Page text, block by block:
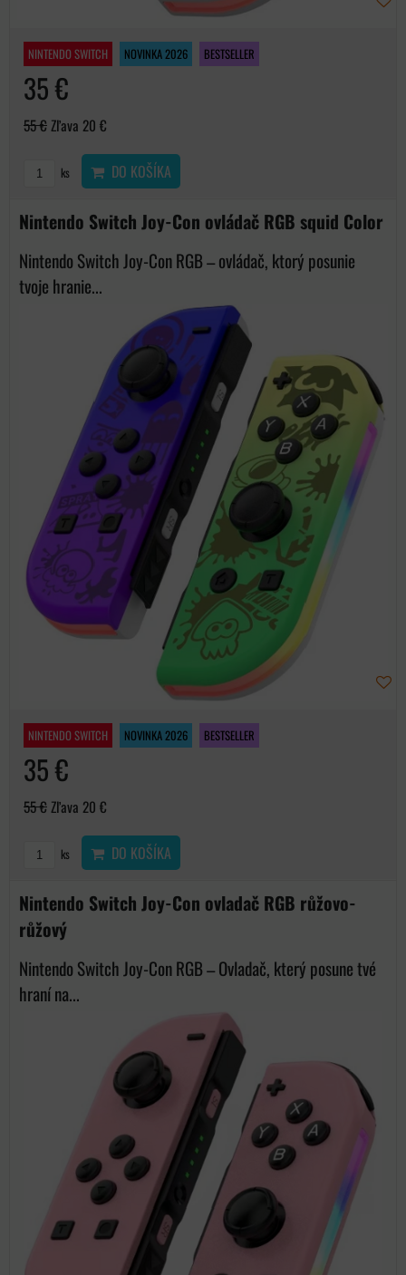
NINTENDO SWITCH NOVINKA 2026 BESTSELLER
35 €
55 € Zľava 20 €
ks DO KOŠÍKA
Nintendo Switch Joy-Con ovládač RGB squid Color
Nintendo Switch Joy-Con RGB – ovládač, ktorý posunie
tvoje hranie...
NINTENDO SWITCH NOVINKA 2026 BESTSELLER
35 €
55 € Zľava 20 €
ks DO KOŠÍKA
Nintendo Switch Joy-Con ovladač RGB růžovo-
růžový
Nintendo Switch Joy-Con RGB – Ovladač, který posune tvé
hraní na...